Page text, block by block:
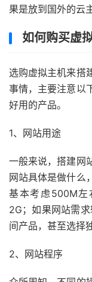
果是放到国外的云
如何购买虚
选购虚拟主机来搭
事情，主要注意以
好用的产品。
1、网站用途
一般来说，搭建网
网站具体是做什么
基本考虑500M左
2G；如果网站需
间产品，甚至选择
2、网站程序